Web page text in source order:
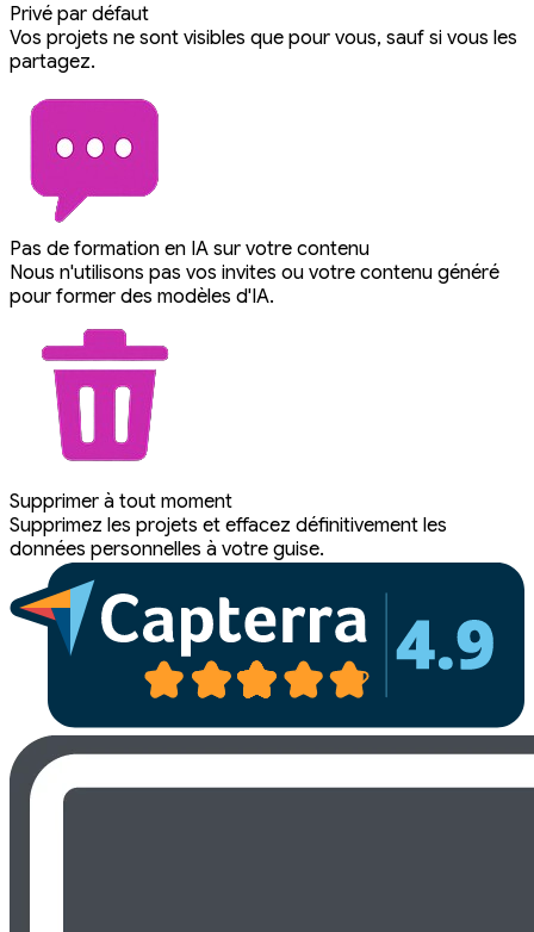
Privé par défaut
Vos projets ne sont visibles que pour vous, sauf si vous les
partagez.
Pas de formation en IA sur votre contenu
Nous n'utilisons pas vos invites ou votre contenu généré
pour former des modèles d'IA.
Supprimer à tout moment
Supprimez les projets et effacez définitivement les
données personnelles à votre guise.